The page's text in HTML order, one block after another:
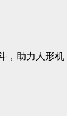
，助力人形机